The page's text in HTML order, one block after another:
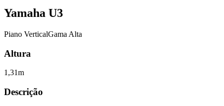
Yamaha U3
Piano VerticalGama Alta
Altura
1,31m
Descrição